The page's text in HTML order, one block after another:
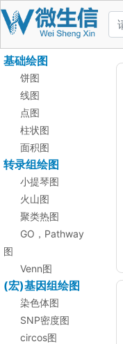
基础绘图
饼图
线图
点图
柱状图
面积图
转录组绘图
小提琴图
火山图
聚类热图
GO，Pathway
图
Venn图
(宏)基因组绘图
染色体图
SNP密度图
circos图